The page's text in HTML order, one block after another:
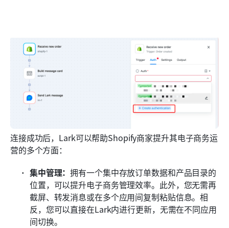
连接成功后，Lark可以帮助Shopify商家提升其电子商务运
营的多个方面：
集中管理：拥有一个集中存放订单数据和产品目录的
位置，可以提升电子商务管理效率。此外，您无需再
截屏、转发消息或在多个应用间复制粘贴信息。相
反，您可以直接在Lark内进行更新，无需在不同应用
间切换。